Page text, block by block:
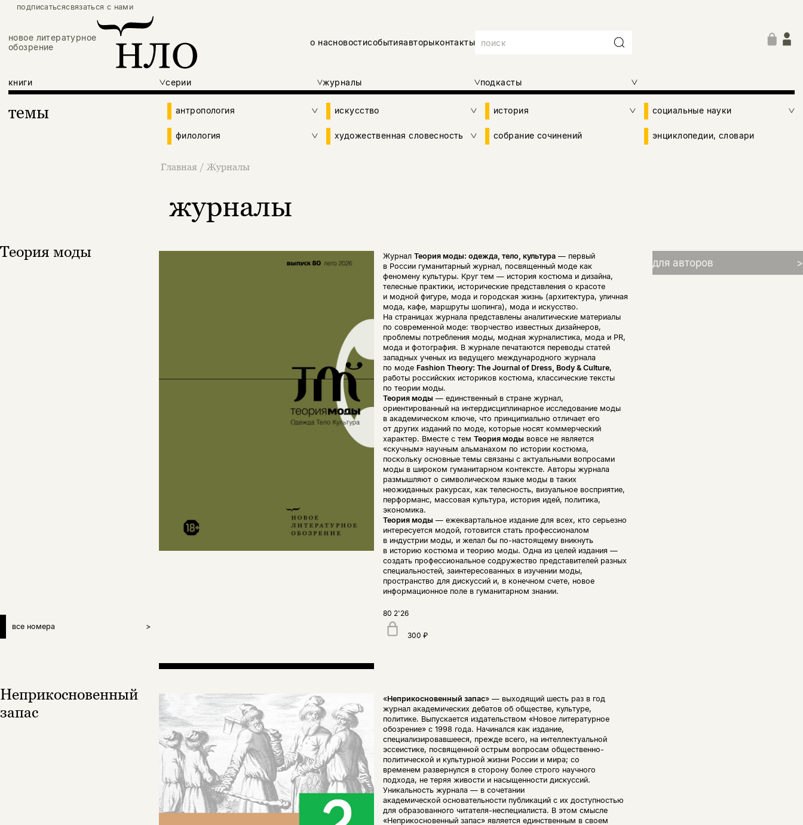
подписатьсясвязаться с нами
новое литературное
обозрение
о насновостисобытияавторыконтакты
книги серии журналы подкасты
темы антропология искусство история социальные науки
филология художественная словесность собрание сочинений энциклопедии, словари
Главная / Журналы
журналы
Теория моды
все номера >
Журнал Теория моды: одежда, тело, культура— первый
в России гуманитарный журнал, посвященный моде как
феномену культуры. Круг тем — история костюма и дизайна,
телесные практики, исторические представления о красоте
и модной фигуре, мода и городская жизнь (архитектура, уличная
мода, кафе, маршруты шопинга), мода и искусство.
На страницах журнала представлены аналитические материалы
по современной моде: творчество известных дизайнеров,
проблемы потребления моды, модная журналистика, мода и PR,
мода и фотография. В журнале печатаются переводы статей
западных ученых из ведущего международного журнала
по моде Fashion Theory: The Journal of Dress, Body & Culture,
работы российских историков костюма, классические тексты
по теории моды.
Теория моды — единственный в стране журнал,
ориентированный на интердисциплинарное исследование моды
в академическом ключе, что принципиально отличает его
от других изданий по моде, которые носят коммерческий
характер. Вместе с тем Теория моды вовсе не является
«скучным» научным альманахом по истории костюма,
поскольку основные темы связаны с актуальными вопросами
моды в широком гуманитарном контексте. Авторы журнала
размышляют о символическом языке моды в таких
неожиданных ракурсах, как телесность, визуальное восприятие,
перформанс, массовая культура, история идей, политика,
экономика.
Теория моды — ежеквартальное издание для всех, кто серьезно
интересуется модой, готовится стать профессионалом
в индустрии моды, и желал бы по-настоящему вникнуть
в историю костюма и теорию моды. Одна из целей издания —
создать профессиональное содружество представителей разных
специальностей, заинтересованных в изучении моды,
пространство для дискуссий и, в конечном счете, новое
информационное поле в гуманитарном знании.
80 2'26
300 ₽
для авторов >
Неприкосновенный
запас
«Неприкосновенный запас» — выходящий шесть раз в год
журнал академических дебатов об обществе, культуре,
политике. Выпускается издательством «Новое литературное
обозрение» с 1998 года. Начинался как издание,
специализировавшееся, прежде всего, на интеллектуальной
эссеистике, посвященной острым вопросам общественно-
политической и культурной жизни России и мира; со
временем развернулся в сторону более строго научного
подхода, не теряя живости и насыщенности дискуссий.
Уникальность журнала — в сочетании
академической основательности публикаций с их доступностью
для образованного читателя-неспециалиста. В этом смысле
«Неприкосновенный запас» является единственным в своем